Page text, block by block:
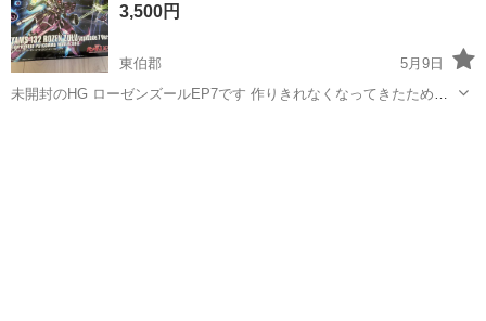
♪《山口県山口市》 人気の工...
3,500円
東伯郡
5月9日
未開封のHG ローゼンズールEP7です 作りきれなくなってきたため、